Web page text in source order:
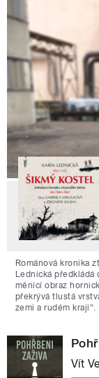
Románová kronika
Lednická předkládá
měnící obraz
překrývá tlustá
zemi a rudém kraji“.
Vít